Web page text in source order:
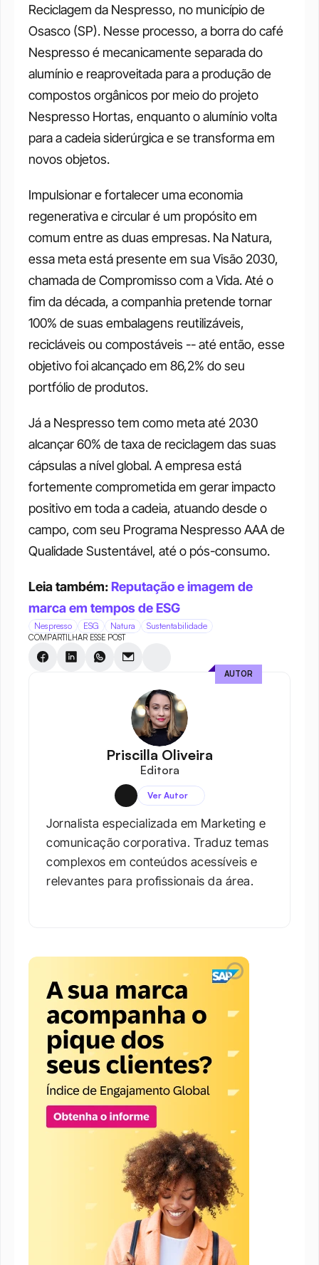
Reciclagem da Nespresso, no município de
Osasco (SP). Nesse processo, a borra do café
Nespresso é mecanicamente separada do
alumínio e reaproveitada para a produção de
compostos orgânicos por meio do projeto
Nespresso Hortas, enquanto o alumínio volta
para a cadeia siderúrgica e se transforma em
novos objetos.
Impulsionar e fortalecer uma economia
regenerativa e circular é um propósito em
comum entre as duas empresas. Na Natura,
essa meta está presente em sua Visão 2030,
chamada de Compromisso com a Vida. Até o
fim da década, a companhia pretende tornar
100% de suas embalagens reutilizáveis,
recicláveis ou compostáveis -- até então, esse
objetivo foi alcançado em 86,2% do seu
portfólio de produtos.
Já a Nespresso tem como meta até 2030
alcançar 60% de taxa de reciclagem das suas
cápsulas a nível global. A empresa está
fortemente comprometida em gerar impacto
positivo em toda a cadeia, atuando desde o
campo, com seu Programa Nespresso AAA de
Qualidade Sustentável, até o pós-consumo.
Leia também: Reputação e imagem de
marca em tempos de ESG
Nespresso ESG Natura Sustentabilidade
COMPARTILHAR ESSE POST
Priscilla Oliveira
Editora
Ver Autor
Jornalista especializada em Marketing e
comunicação corporativa. Traduz temas
complexos em conteúdos acessíveis e
relevantes para profissionais da área.​
AUTOR